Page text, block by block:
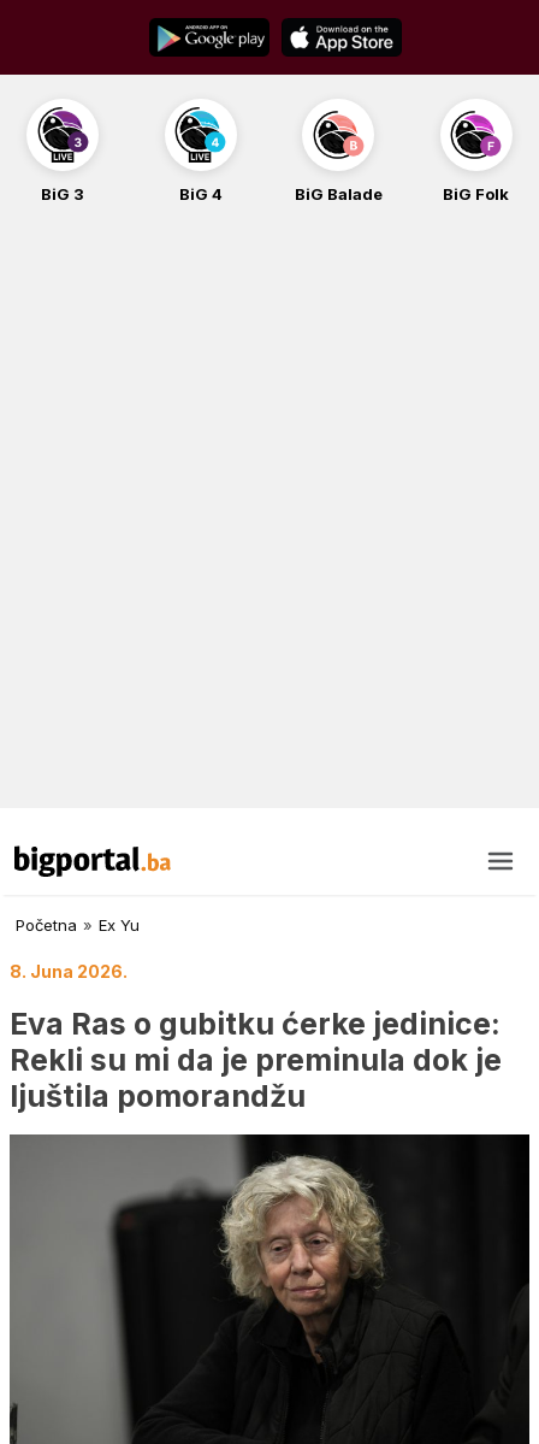
content
BiG 3 BiG 4 BiG Balade BiG Folk
Početna » Ex Yu
8. Juna 2026.
Eva Ras o gubitku ćerke jedinice:
Rekli su mi da je preminula dok je
ljuštila pomorandžu